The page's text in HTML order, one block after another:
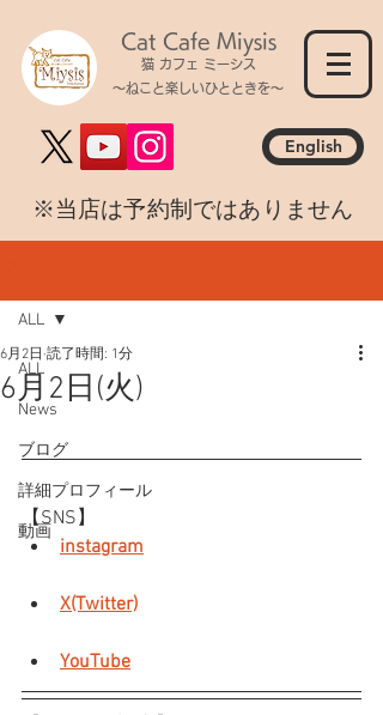
Cat Cafe Miysis
猫 カフェ ミーシス
～ねこと楽しいひとときを～
English
​※当店は予約制ではありません
ALL
News
ブログ
詳細プロフィール
動画
ALL
6月2日(火)
6月2日 読了時間: 1分
【SNS】
instagram
X(Twitter)
YouTube